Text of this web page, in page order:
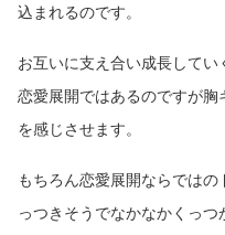
込まれるのです。
お互いに支え合い成長してい
恋愛展開ではあるのですが
を感じさせます。
もちろん恋愛展開ならではの
っつきそうでなかなかくっ